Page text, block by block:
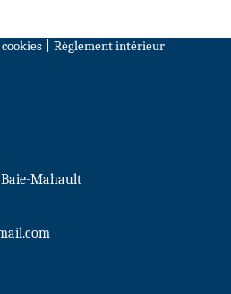
Règlement intérieur
Baie-Mahault